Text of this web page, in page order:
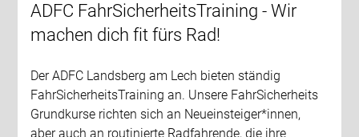
ADFC FahrSicherheitsTraining - Wir
machen dich fit fürs Rad!
Der ADFC Landsberg am Lech bieten ständig
FahrSicherheitsTraining an. Unsere FahrSicherheits
Grundkurse richten sich an Neueinsteiger*innen,
aber auch an routinierte Radfahrende, die ihre